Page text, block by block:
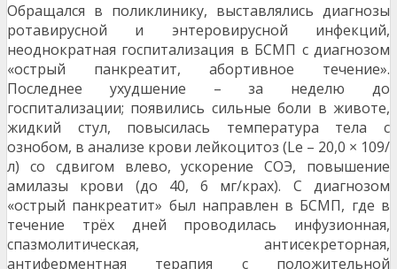
Обращался в поликлинику, выставлялись диагнозы
ротавирусной и энтеровирусной инфекций,
неоднократная госпитализация в БСМП с диагнозом
«острый панкреатит, абортивное течение».
Последнее ухудшение – за неделю до
госпитализации; появились сильные боли в животе,
жидкий стул, повысилась температура тела с
ознобом, в анализе крови лейкоцитоз (Le – 20,0 × 109/
л) со сдвигом влево, ускорение СОЭ, повышение
амилазы крови (до 40, 6 мг/крах). С диагнозом
«острый панкреатит» был направлен в БСМП, где в
течение трёх дней проводилась инфузионная,
спазмолитическая, антисекреторная,
антиферментная терапия с положительной